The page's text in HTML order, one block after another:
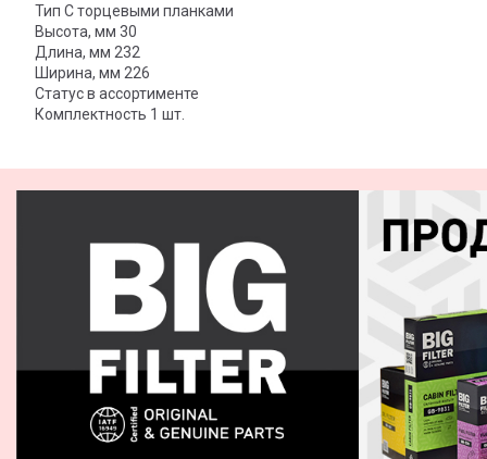
Тип C торцевыми планками
Высота, мм 30
Длина, мм 232
Ширина, мм 226
Статус в ассортименте
Комплектность 1 шт.